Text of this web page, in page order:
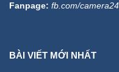
Fanpage: fb.com/
BÀI VIẾT MỚI NHẤT